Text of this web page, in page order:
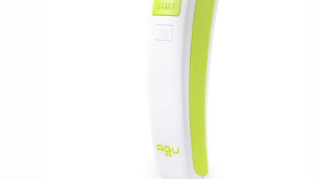
ج
فيتامين
المغنيسيوم